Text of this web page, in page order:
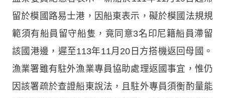
留於模國路易士港，因船東表示，礙於模國法規規
範須有船員留守船隻，竟同意3名印尼籍船員滯留
該國港邊，遲至113年11月20日方搭機返回母國。
漁業署雖有駐外漁業專員協助處理返國事宜，惟仍
因該署疏於查證船東說法，且駐外專員須衡酌量能